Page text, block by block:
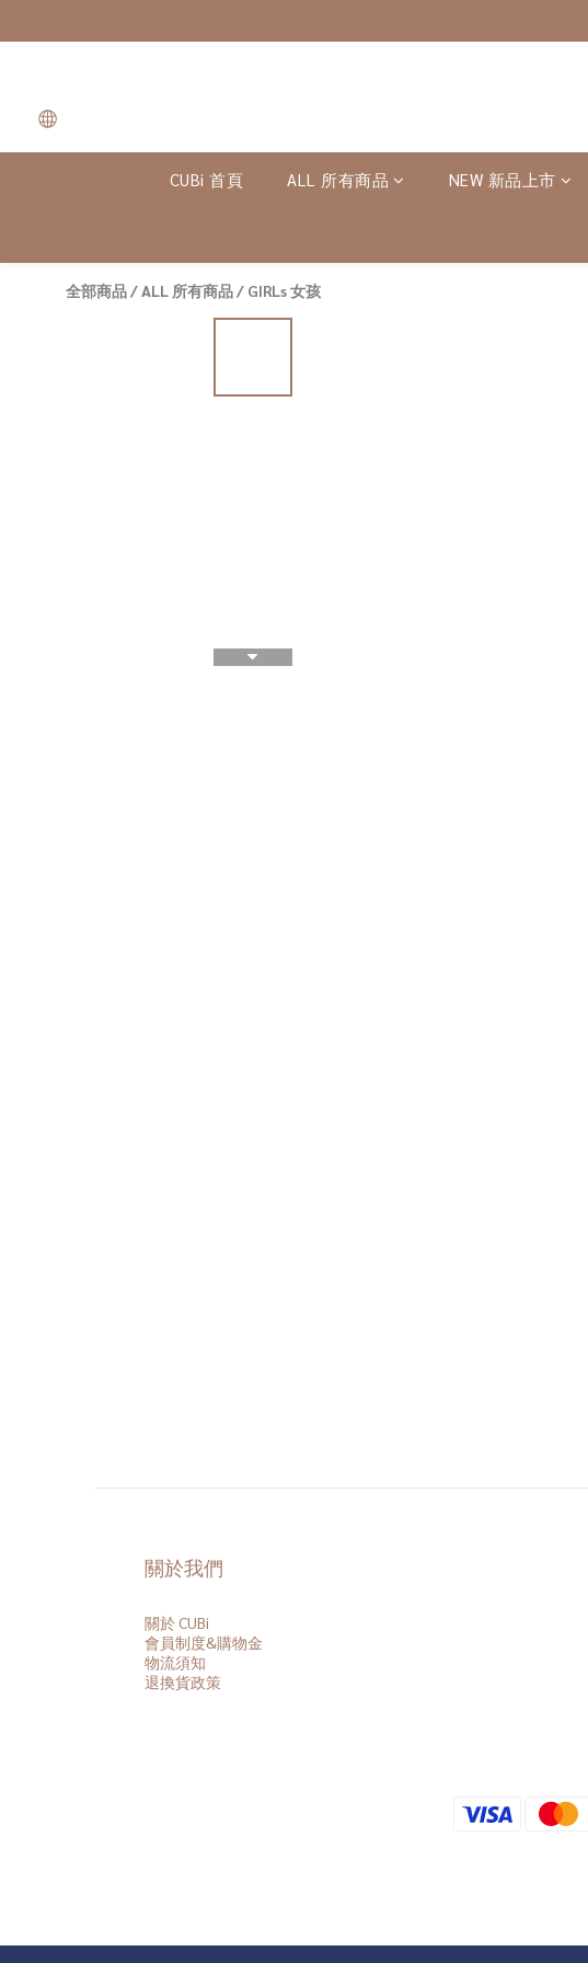
CUBi 首頁 ALL 所有商品 NEW 新品上市
全部商品/ALL 所有商品/ GIRLs 女孩
關於我們
關於 CUBi
會員制度&購物金
物流須知
退換貨政策